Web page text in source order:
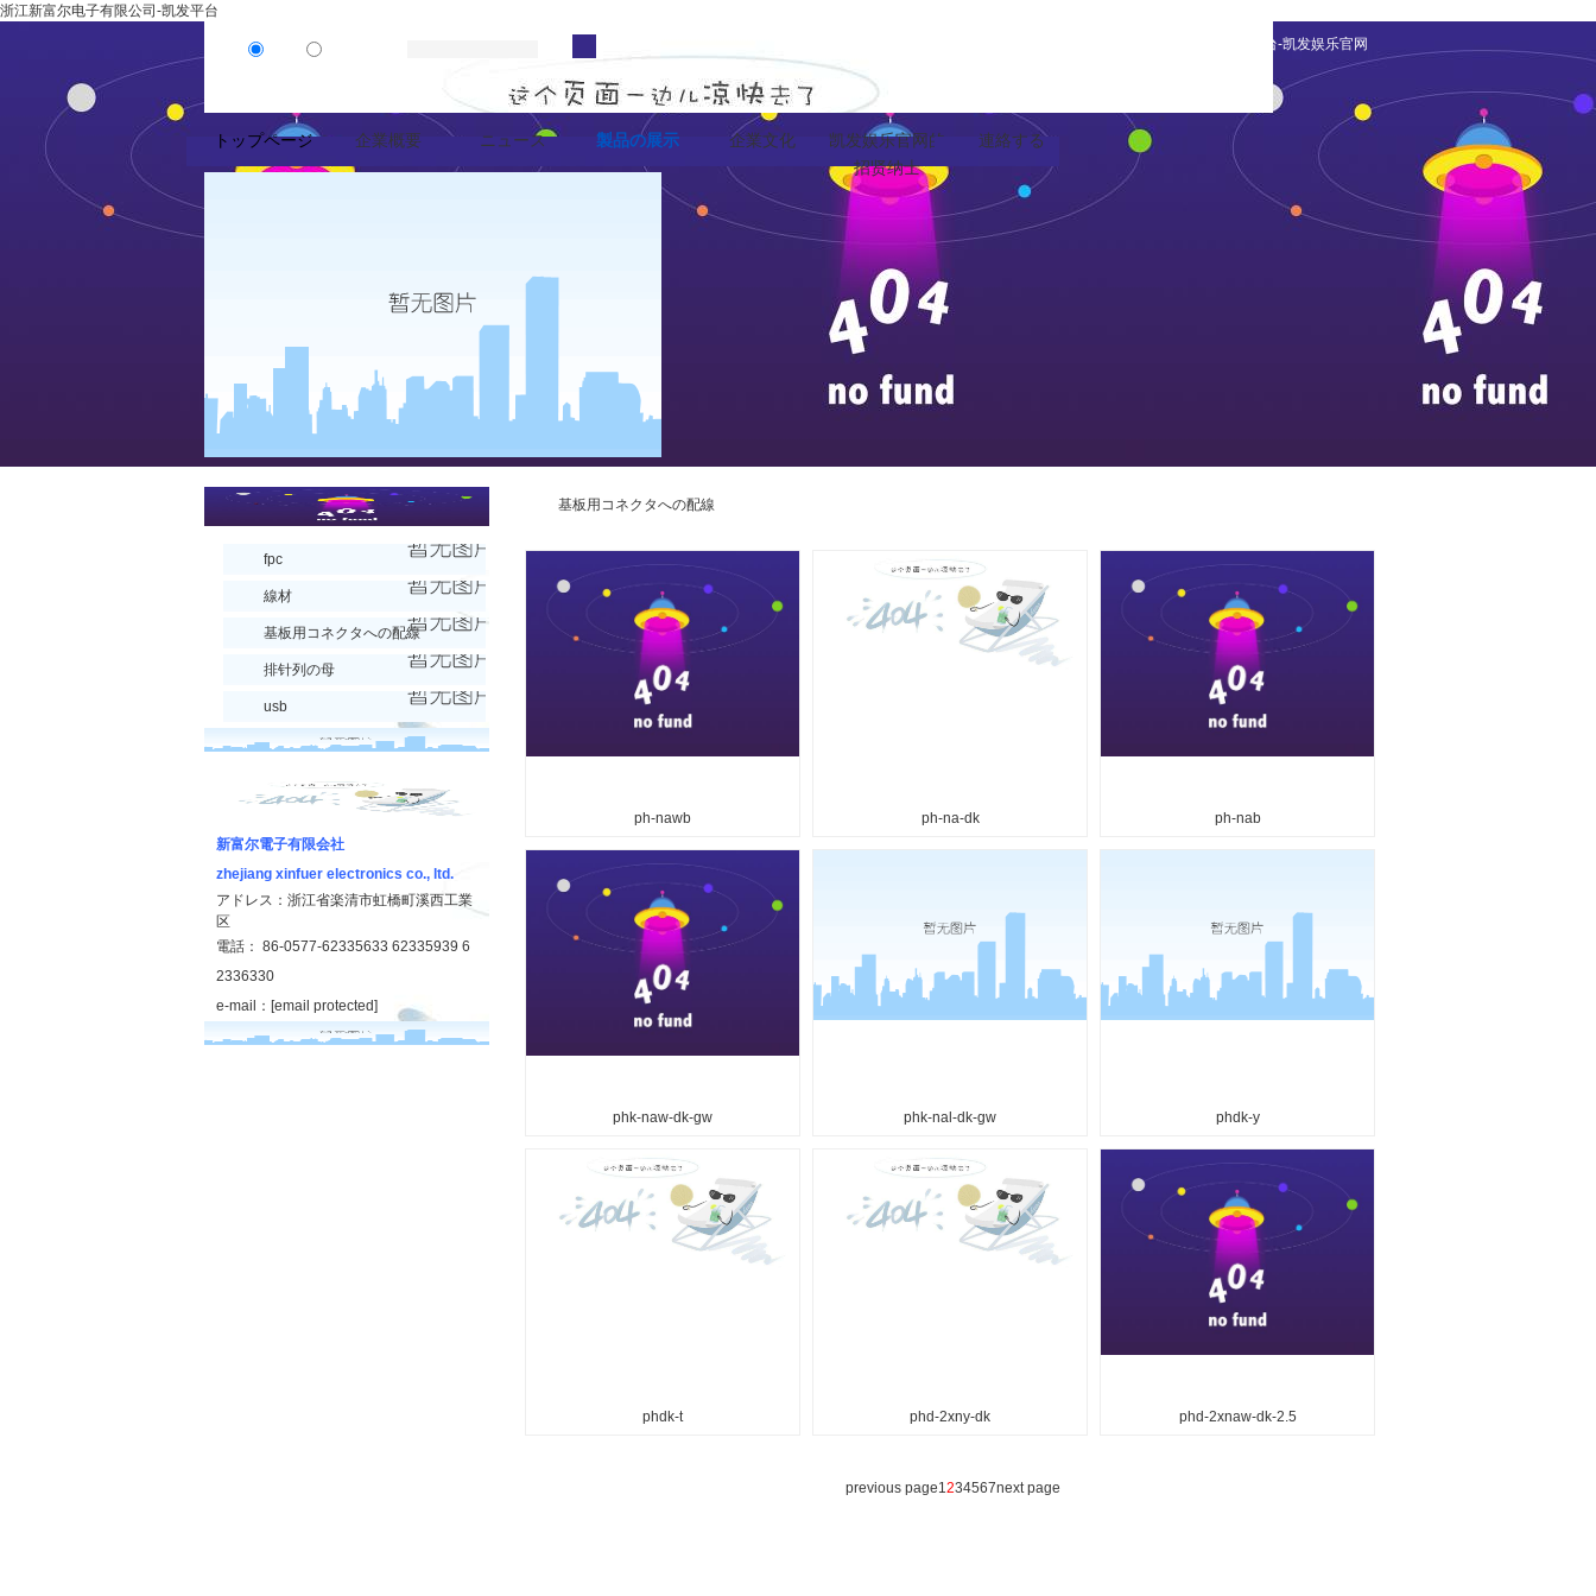
浙江新富尔电子有限公司-凯发平台
凯发平台-凯发娱乐官网
トップページ 企業概要 ニュース 製品の展示 企業文化
凯发娱乐官网的
招贤纳士
連絡する
fpc
線材
基板用コネクタへの配線
排针列の母
usb
新富尔電子有限会社
zhejiang xinfuer electronics co., ltd.
アドレス：浙江省楽清市虹橋町溪西工業
区
電話： 86-0577-62335633 62335939 6
2336330
e-mail： [email protected]
基板用コネクタへの配線
ph-nawb ph-na-dk ph-nab
phk-naw-dk-gw phk-nal-dk-gw phdk-y
phdk-t phd-2xny-dk phd-2xnaw-dk-2.5
previous page1234567next page